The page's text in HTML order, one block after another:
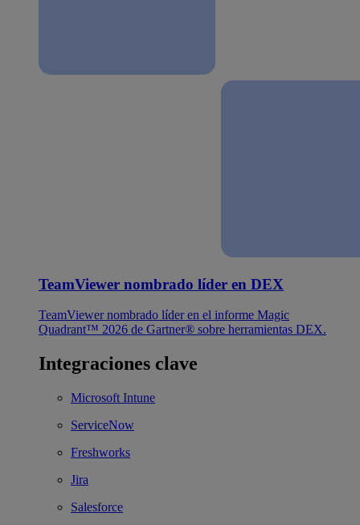
TeamViewer nombrado líder en DEX
TeamViewer nombrado líder en el informe Magic
Quadrant™ 2026 de Gartner® sobre herramientas DEX.
Integraciones clave
Microsoft Intune
ServiceNow
Freshworks
Jira
Salesforce